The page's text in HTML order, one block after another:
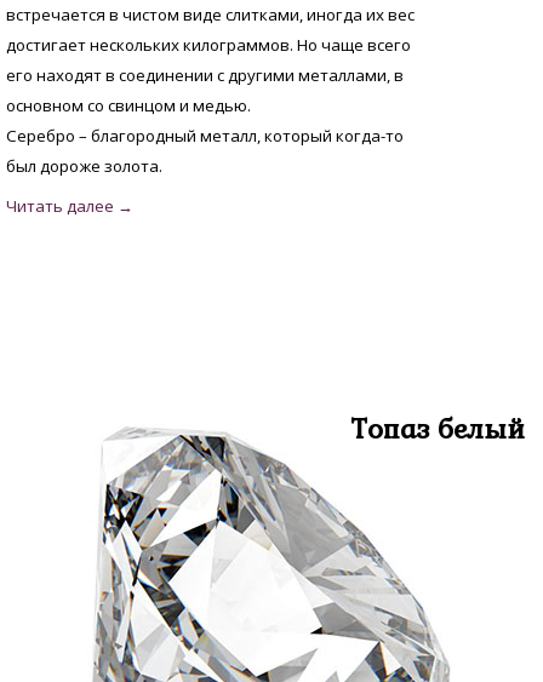
встречается в чистом виде слитками, иногда их вес
достигает нескольких килограммов. Но чаще всего
его находят в соединении с другими металлами, в
основном со свинцом и медью.
Серебро – благородный металл, который когда-то
был дороже золота.
Топаз белый